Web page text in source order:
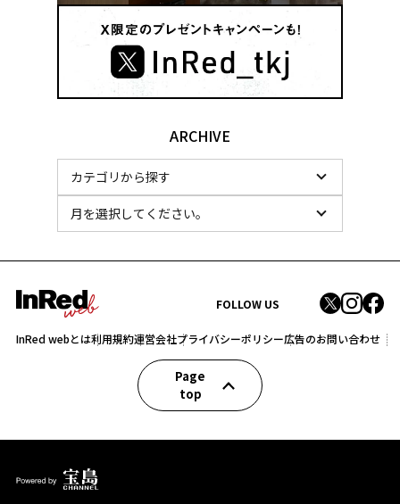
ARCHIVE
FOLLOW US
InRed webとは利用規約運営会社プライバシーポリシー広告のお問い合わせ
Page
top